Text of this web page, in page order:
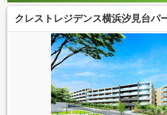
クレストレジデンス横浜汐見台